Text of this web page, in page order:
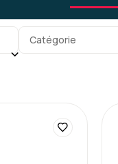
Sous-catégorie
Catégorie